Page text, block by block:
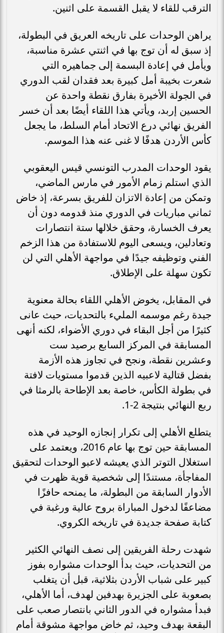
الترقب للقاء لا يقبل القسمة على اثنين.
يراهن الوحدات على تاريخه العريق في البطولة،
إذ سبق له أن توج بها في اثنتي عشرة مناسبة،
ويأمل في إعادة البسمة إلى جماهيره التي
شعرت بخيبة أمل كبيرة بعد فقدان لقب الدوري
في الجولة الأخيرة بفارق نقطة واحدة عن
الحسين إربد، ويأتي هذا اللقاء أيضًا بعد أن خسر
الفريق نهائي درع الاتحاد أمام السلط، ما يجعل
كأس الأردن هدفًا لا غنى عنه هذا الموسم.
يقود الوحدات المدرب التونسي قيس اليعقوبي
الذي استلم زمام الأمور في مارس الماضي،
وتمكن من إعادة الاتزان للفريق بسرعة، إذ خاض
ثماني مباريات في الدوري منذ قدومه دون أن
يعرف الخسارة، وحقق خلالها ستة انتصارات
وتعادلين، ويسعى اليوم للاستفادة من هذا الزخم
الفني وتوظيفه جيدًا في مواجهة الأهلي التي لن
تكون سهلة على الإطلاق.
في المقابل، يخوض الأهلي اللقاء بحالة معنوية
جيدة رغم موسمه المليء بالتحديات، حيث عانى
كثيرًا من أجل البقاء في دوري الأضواء، لكنه أنهى
المسابقة في المركز السابع برصيد ست
وعشرين نقطة، ونجح في تجاوز هذه الأزمة
بفضل قتالية لاعبيه الذين قدموا مستويات لافتة
في بطولة الكأس، خاصة بعد الإطاحة بالرمثا في
ربع النهائي بنتيجة 2-1.
يتطلع الأهلي إلى تكرار إنجازه الوحيد في هذه
المسابقة حين توج بها عام 2016، ويعتمد على
استغلال التوتر الذي يعيشه لاعبو الوحدات لتحقيق
المفاجأة، مستندًا إلى شخصية قوية ظهرت في
الأدوار السابقة من البطولة، ما يمنحه حافزًا
مضاعفًا لدخول المباراة بروح عالية ورغبة في
كتابة صفحة جديدة في تاريخه الكروي.
شهدت رحلة الفريقين إلى نصف النهائي الكثير
من التحديات، حيث بدأ الوحدات مشواره بفوز
كبير على شباب الأردن بثلاثية، قبل أن يتغلب
بصعوبة على الجزيرة بهدفين لهدف، أما الأهلي،
فبدأ مشواره في الدور الثاني بانتصار صعب على
البقعة بهدف وحيد، ثم خاض مواجهة مشوقة أمام